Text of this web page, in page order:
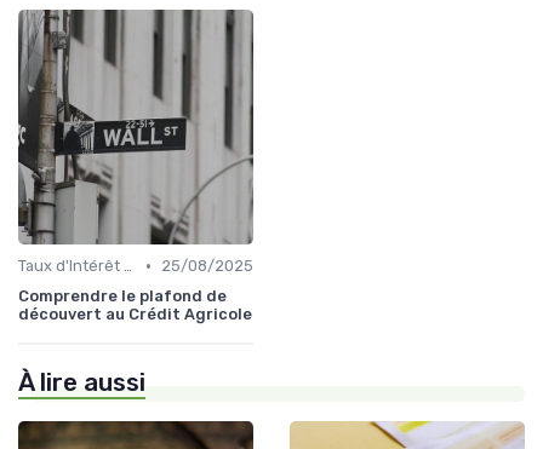
Taux d'Intérêt et Conditions de Crédit •
25/08/2025
Comprendre le plafond de
découvert au Crédit Agricole
À lire aussi